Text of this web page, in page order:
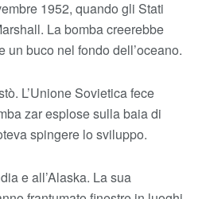
1952, quando gli Stati
La bomba creerebbe
un buco nel fondo dell’oceano.
L’Unione Sovietica fece
zar esplose sulla baia di
spingere lo sviluppo.
e all’Alaska. La sua